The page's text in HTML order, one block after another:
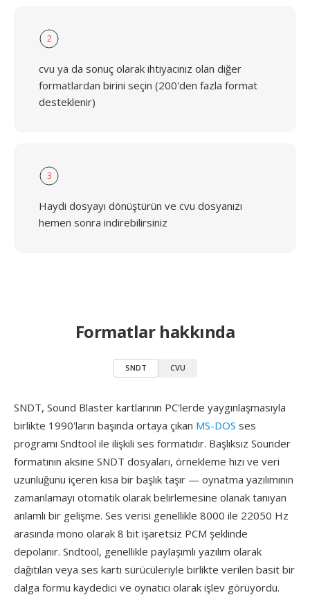
2
cvu ya da sonuç olarak ihtiyacınız olan diğer
formatlardan birini seçin (200'den fazla format
desteklenir)
3
Haydi dosyayı dönüştürün ve cvu dosyanızı
hemen sonra indirebilirsiniz
Formatlar hakkında
SNDT CVU
SNDT, Sound Blaster kartlarının PC'lerde yaygınlaşmasıyla
birlikte 1990'ların başında ortaya çıkan MS-DOS ses
programı Sndtool ile ilişkili ses formatıdır. Başlıksız Sounder
formatının aksine SNDT dosyaları, örnekleme hızı ve veri
uzunluğunu içeren kısa bir başlık taşır — oynatma yazılımının
zamanlamayı otomatik olarak belirlemesine olanak tanıyan
anlamlı bir gelişme. Ses verisi genellikle 8000 ile 22050 Hz
arasında mono olarak 8 bit işaretsiz PCM şeklinde
depolanır. Sndtool, genellikle paylaşımlı yazılım olarak
dağıtılan veya ses kartı sürücüleriyle birlikte verilen basit bir
dalga formu kaydedici ve oynatıcı olarak işlev görüyordu.